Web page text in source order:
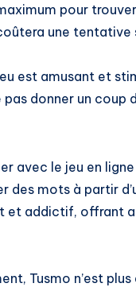
pour
une tentative
est amusant et
donner un coup
avec le jeu en
des mots à partir
et addictif, offrant
Tusmo n’est